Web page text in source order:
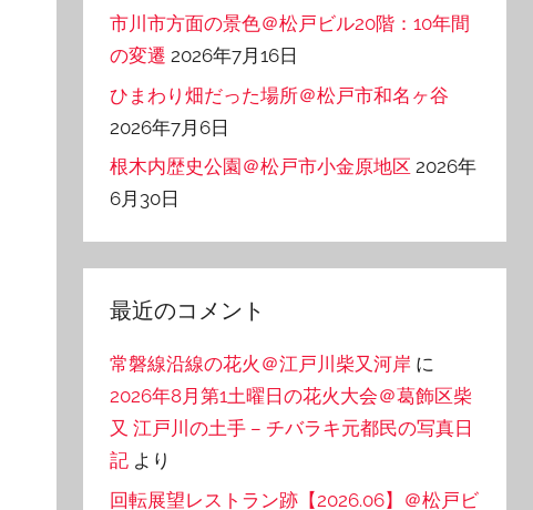
市川市方面の景色＠松戸ビル20階：10年間
の変遷 2026年7月16日
ひまわり畑だった場所＠松戸市和名ヶ谷
2026年7月6日
根木内歴史公園＠松戸市小金原地区 2026年
6月30日
最近のコメント
常磐線沿線の花火＠江戸川柴又河岸 に
2026年8月第1土曜日の花火大会＠葛飾区柴
又 江戸川の土手 – チバラキ元都民の写真日
記 より
回転展望レストラン跡【2026.06】＠松戸ビ